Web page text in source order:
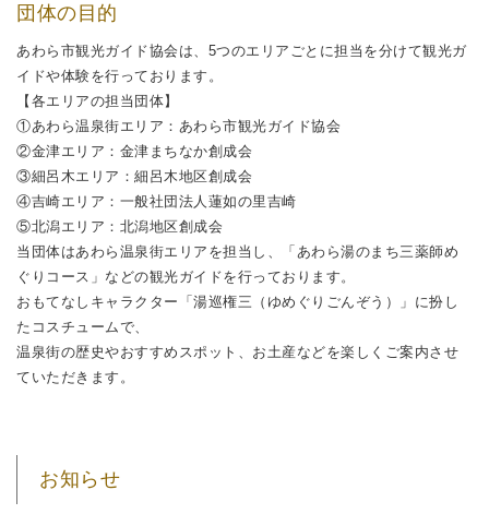
団体の目的
あわら市観光ガイド協会は、5つのエリアごとに担当を分けて観光ガ
イドや体験を行っております。
【各エリアの担当団体】
①あわら温泉街エリア：あわら市観光ガイド協会
②金津エリア：金津まちなか創成会
③細呂木エリア：細呂木地区創成会
④吉崎エリア：一般社団法人蓮如の里吉崎
⑤北潟エリア：北潟地区創成会
当団体はあわら温泉街エリアを担当し、「あわら湯のまち三薬師め
ぐりコース」などの観光ガイドを行っております。
おもてなしキャラクター「湯巡権三（ゆめぐりごんぞう）」に扮し
たコスチュームで、
温泉街の歴史やおすすめスポット、お土産などを楽しくご案内させ
ていただきます。
お知らせ